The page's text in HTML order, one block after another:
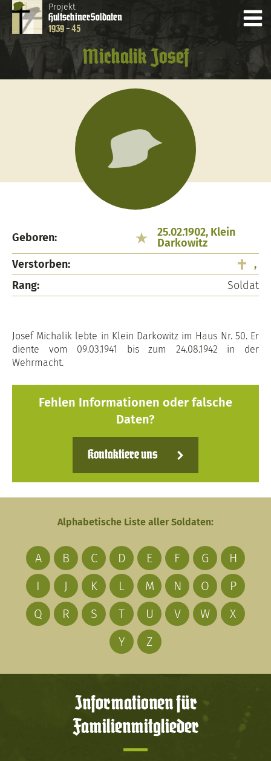
Projekt
HultschinerSoldaten
1939 - 45
Michalik Josef
Geboren:
25.02.1902, Klein
Darkowitz
Verstorben:
,
Rang:
Soldat
Josef Michalik lebte in Klein Darkowitz im Haus Nr. 50. Er
diente vom 09.03.1941 bis zum 24.08.1942 in der
Wehrmacht.
Fehlen Informationen oder falsche
Daten?
Kontaktiere uns
Alphabetische Liste aller Soldaten:
A B C D E F G
H
I
J K L M N O
P
Q
R S T U V W
X
Y
Z
Informationen für
Familienmitglieder